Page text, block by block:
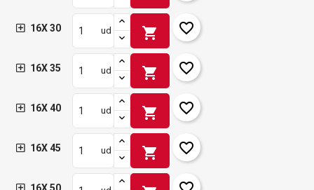
16X 30 ud shopping_cart favorite_border
16X 35 ud shopping_cart favorite_border
16X 40 ud shopping_cart favorite_border
16X 45 ud shopping_cart favorite_border